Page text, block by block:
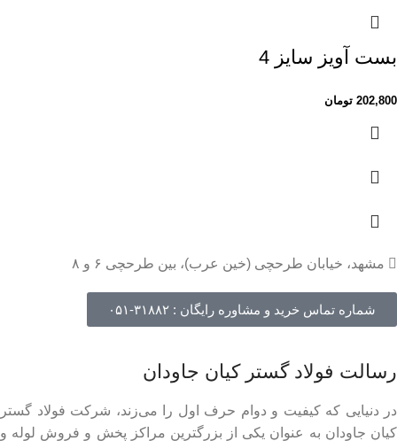
بست آویز سایز 4
202,800 تومان
مشهد، خیابان طرحچی (خین عرب)، بین طرحچی ۶ و ۸
شماره تماس خرید و مشاوره رایگان : ۳۱۸۸۲-۰۵۱
رسالت فولاد گستر کیان جاودان
در دنیایی که کیفیت و دوام حرف اول را می‌زند، شرکت فولاد گستر
کیان جاودان به عنوان یکی از بزرگترین مراکز پخش و فروش لوله و